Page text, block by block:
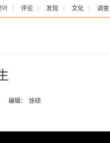
어 评论 发现 文化 调查
编辑： 徐硕